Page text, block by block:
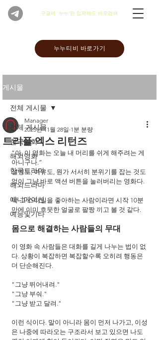
​구글에 '누누'만 입력해도 바로검색
누누티비 바로가기
게시물
전체 게시물
한국영화
해외영화
한국드라마
해외드라마
애니메이션
예능및기타
전체 게시물
트리플 엑스 리턴즈
Manager
2025년 11월 28일 1분 분량
“아, 이 영화는 오늘 내 머리를 쉬게 해주려는 게
아니구나.”
설명도, 여유도, 뭔가 서서히 분위기를 잡는 것도
없이 그냥 바로 액션 버튼을 눌러버리는 영화다.
딱 그 스타일을 좋아하는 사람이라면 시작 10분
만에 이미 흐뭇한 얼굴로 팔짱 끼고 볼 것 같다.
몸으로 해결하는 사람들의 무대
이 영화 속 사람들은 대화를 길게 나누는 법이 없
다. 상황이 복잡하면 복잡할수록 오히려 행동은
더 단순해진다.
"그냥 뛰어내려."
"그냥 부숴."
"그냥 받고 달려."
이런 식이다. 말이 아니라 몸이 먼저 나가고, 이성
은 나중에 따라오는 구조라서 보고 있으면 나도